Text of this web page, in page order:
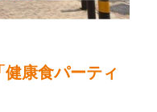
康食パーティ